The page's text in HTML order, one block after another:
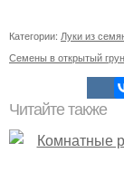
Категории: Луки из
Семены в открытый
Читайте также